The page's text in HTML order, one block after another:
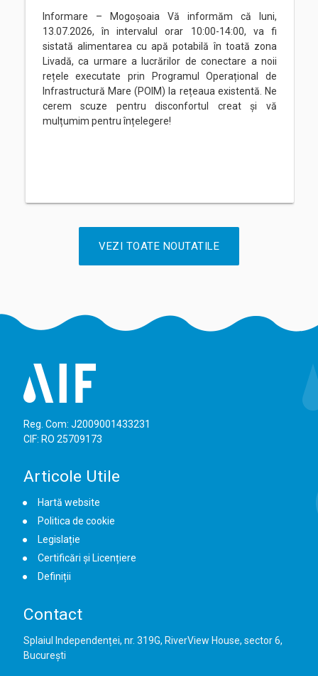
Informare – Mogoșoaia Vă informăm că luni,
13.07.2026, în intervalul orar 10:00-14:00, va fi
sistată alimentarea cu apă potabilă în toată zona
Livadă, ca urmare a lucrărilor de conectare a noii
rețele executate prin Programul Operațional de
Infrastructură Mare (POIM) la rețeaua existentă. Ne
cerem scuze pentru disconfortul creat și vă
mulțumim pentru înțelegere!
VEZI TOATE NOUTATILE
Reg. Com: J2009001433231
CIF: RO 25709173
Articole Utile
Hartă website
Politica de cookie
Legislație
Certificări și Licențiere
Definiții
Contact
Splaiul Independenței, nr. 319G, RiverView House, sector 6,
București